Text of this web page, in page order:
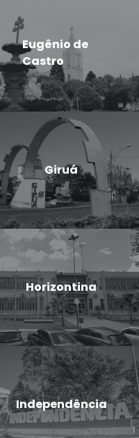
Eugênio de
Castro
Giruá
Horizontina
Independência